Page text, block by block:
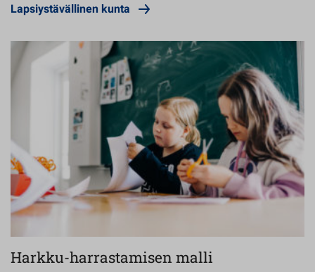
Lapsiystävällinen kunta
Harkku-harrastamisen malli